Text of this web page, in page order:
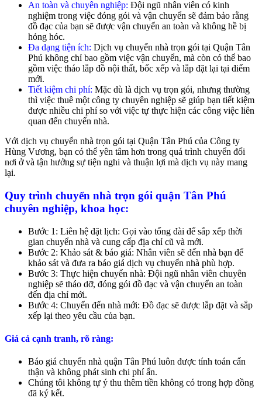
An toàn và chuyên nghiệp: Đội ngũ nhân viên có kinh
nghiệm trong việc đóng gói và vận chuyển sẽ đảm bảo rằng
đồ đạc của bạn sẽ được vận chuyển an toàn và không hề bị
hỏng hóc.
Đa dạng tiện ích: Dịch vụ chuyển nhà trọn gói tại Quận Tân
Phú không chỉ bao gồm việc vận chuyển, mà còn có thể bao
gồm việc tháo lắp đồ nội thất, bốc xếp và lắp đặt lại tại điểm
mới.
Tiết kiệm chi phí: Mặc dù là dịch vụ trọn gói, nhưng thường
thì việc thuê một công ty chuyên nghiệp sẽ giúp bạn tiết kiệm
được nhiều chi phí so với việc tự thực hiện các công việc liên
quan đến chuyển nhà.
Với dịch vụ chuyển nhà trọn gói tại Quận Tân Phú của Công ty
Hùng Vương, bạn có thể yên tâm hơn trong quá trình chuyển đổi
nơi ở và tận hưởng sự tiện nghi và thuận lợi mà dịch vụ này mang
lại.
Quy trình chuyển nhà trọn gói quận Tân Phú
chuyên nghiệp, khoa học:
Bước 1: Liên hệ đặt lịch: Gọi vào tổng đài để sắp xếp thời
gian chuyển nhà và cung cấp địa chỉ cũ và mới.
Bước 2: Khảo sát & báo giá: Nhân viên sẽ đến nhà bạn để
khảo sát và đưa ra báo giá dịch vụ chuyển nhà phù hợp.
Bước 3: Thực hiện chuyển nhà: Đội ngũ nhân viên chuyên
nghiệp sẽ tháo dỡ, đóng gói đồ đạc và vận chuyển an toàn
đến địa chỉ mới.
Bước 4: Chuyển đến nhà mới: Đồ đạc sẽ được lắp đặt và sắp
xếp lại theo yêu cầu của bạn.
Giá cả cạnh tranh, rõ ràng:
Báo giá chuyển nhà quận Tân Phú luôn được tính toán cẩn
thận và không phát sinh chi phí ẩn.
Chúng tôi không tự ý thu thêm tiền không có trong hợp đồng
đã ký kết.